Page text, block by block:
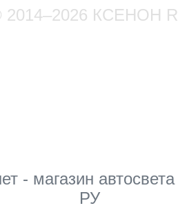
2014–2026 КСЕНОН
- магазин
РУ